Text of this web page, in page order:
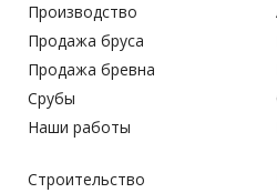
Производство
Продажа бруса
Продажа бревна
Срубы
Наши работы
Строительство